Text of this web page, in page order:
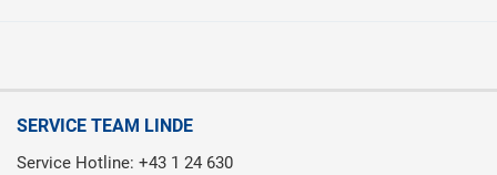
SERVICE TEAM LINDE
Service Hotline: +43 1 24 630